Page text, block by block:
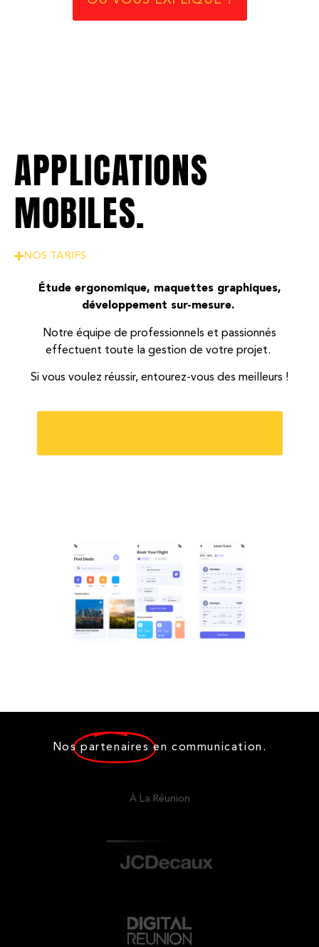
APPLICATIONS
MOBILES.
NOS TARIFS
Étude ergonomique, maquettes graphiques,
développement sur-mesure.
Notre équipe de professionnels et passionnés
effectuent toute la gestion de votre projet.
Si vous voulez réussir, entourez-vous des meilleurs !
Nos partenaires en communication.
À La Réunion